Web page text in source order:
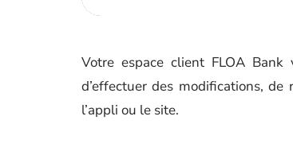
Votre espace client FLOA
d’effectuer des modifications,
l’appli ou le site.